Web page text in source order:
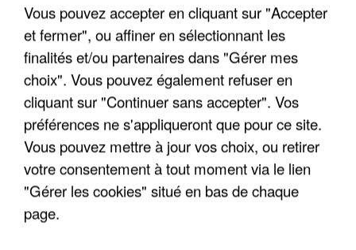
APRÈS TOUTES CES CANICULES, LES REFUGES
DE FAUNE SAUVAGE SONT...
Vous pouvez accepter en cliquant sur "Accepter
et fermer", ou affiner en sélectionnant les
finalités et/ou partenaires dans "Gérer mes
choix". Vous pouvez également refuser en
cliquant sur "Continuer sans accepter". Vos
préférences ne s'appliqueront que pour ce site.
Vous pouvez mettre à jour vos choix, ou retirer
votre consentement à tout moment via le lien
"Gérer les cookies" situé en bas de chaque
page.